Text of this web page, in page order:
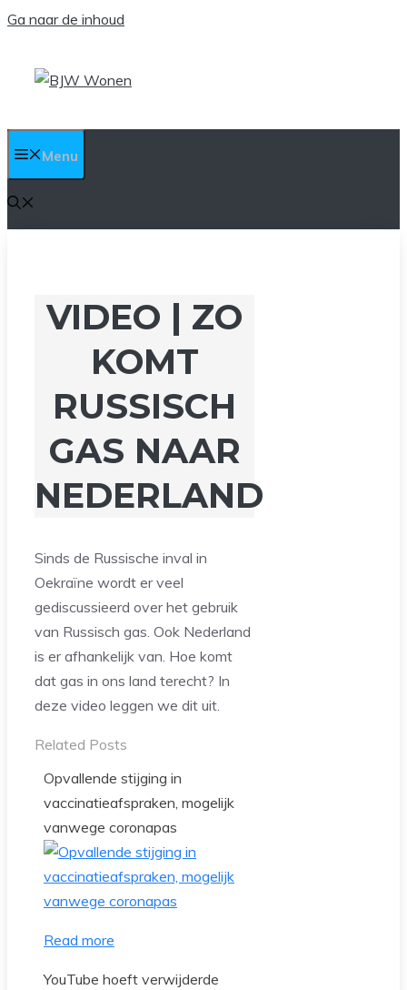
Ga naar de inhoud
Menu
VIDEO | ZO
KOMT
RUSSISCH
GAS NAAR
NEDERLAND
Sinds de Russische inval in
Oekraïne wordt er veel
gediscussieerd over het gebruik
van Russisch gas. Ook Nederland
is er afhankelijk van. Hoe komt
dat gas in ons land terecht? In
deze video leggen we dit uit.
Related Posts
Opvallende stijging in
vaccinatieafspraken, mogelijk
vanwege coronapas
Read more
YouTube hoeft verwijderde